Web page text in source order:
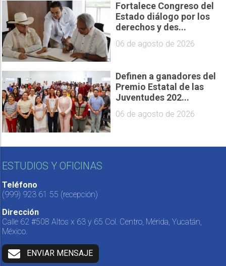
Fortalece Congreso del
Estado diálogo por los
derechos y des...
06 de agosto de 2026
Definen a ganadores del
Premio Estatal de las
Juventudes 202...
06 de agosto de 2026
ESTUDIOS Y OFICINAS
Teléfono
(999) 923 61 55 (recepción)
Dirección
Calle 62 #508 Altos x 63 y 65 Col. Centro, Mérida, Yucatán,
México.
ENVIAR MENSAJE